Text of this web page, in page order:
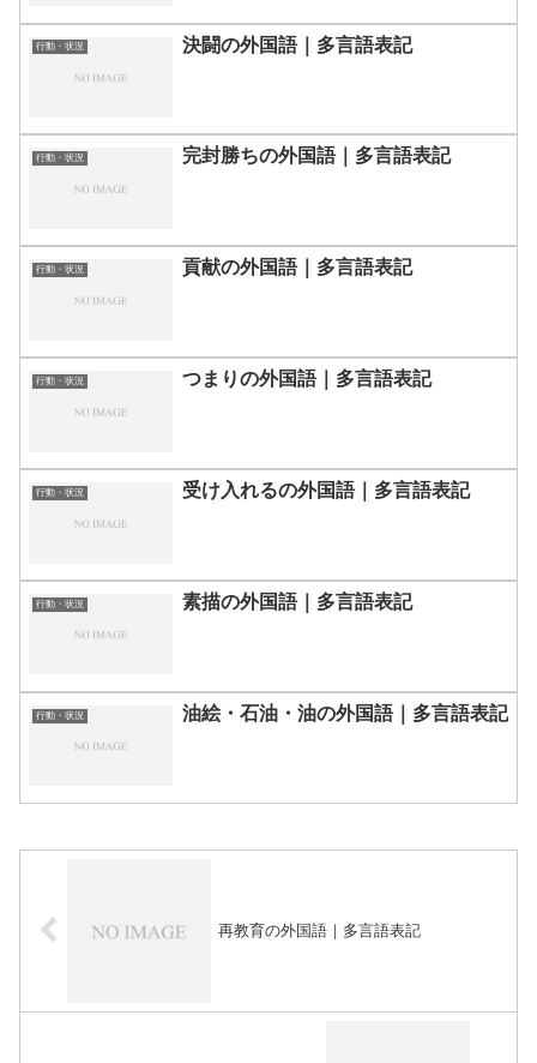
行動・状況 決闘の外国語｜多言語表記
行動・状況 完封勝ちの外国語｜多言語表記
行動・状況 貢献の外国語｜多言語表記
行動・状況 つまりの外国語｜多言語表記
行動・状況 受け入れるの外国語｜多言語表記
行動・状況 素描の外国語｜多言語表記
行動・状況 油絵・石油・油の外国語｜多言語表記
再教育の外国語｜多言語表記